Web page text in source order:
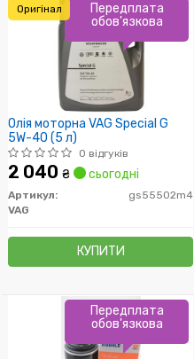
Олія моторна VAG Special G
5W-40 (5 л)
0 відгуків
2 040 ₴ сьогодні
Артикул:
gs55502m4
VAG
КУПИТИ
Передплата
обов'язкова
Оригінал
Передплата
обов'язкова